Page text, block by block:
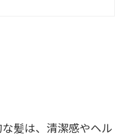
髪は、清潔感やヘル